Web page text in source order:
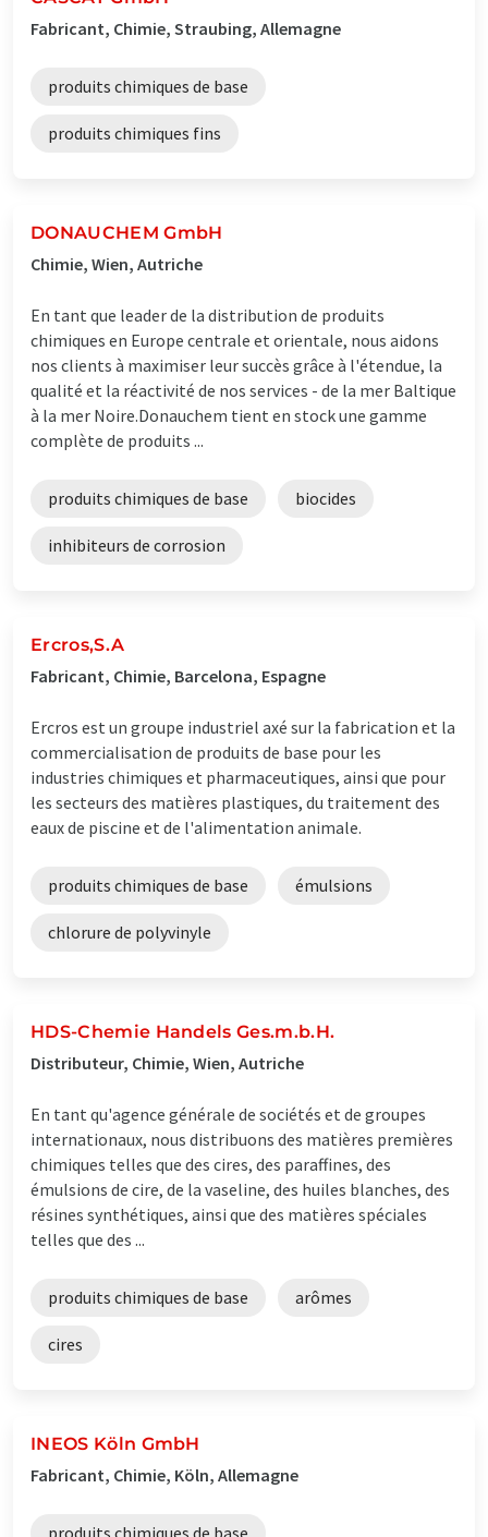
Fabricant, Chimie, Straubing, Allemagne
produits chimiques de base
produits chimiques fins
DONAUCHEM GmbH
Chimie, Wien, Autriche
En tant que leader de la distribution de produits
chimiques en Europe centrale et orientale, nous aidons
nos clients à maximiser leur succès grâce à l'étendue, la
qualité et la réactivité de nos services - de la mer Baltique
à la mer Noire.Donauchem tient en stock une gamme
complète de produits ...
produits chimiques de base biocides
inhibiteurs de corrosion
Ercros,S.A
Fabricant, Chimie, Barcelona, Espagne
Ercros est un groupe industriel axé sur la fabrication et la
commercialisation de produits de base pour les
industries chimiques et pharmaceutiques, ainsi que pour
les secteurs des matières plastiques, du traitement des
eaux de piscine et de l'alimentation animale.
produits chimiques de base émulsions
chlorure de polyvinyle
HDS-Chemie Handels Ges.m.b.H.
Distributeur, Chimie, Wien, Autriche
En tant qu'agence générale de sociétés et de groupes
internationaux, nous distribuons des matières premières
chimiques telles que des cires, des paraffines, des
émulsions de cire, de la vaseline, des huiles blanches, des
résines synthétiques, ainsi que des matières spéciales
telles que des ...
produits chimiques de base arômes
cires
INEOS Köln GmbH
Fabricant, Chimie, Köln, Allemagne
produits chimiques de base